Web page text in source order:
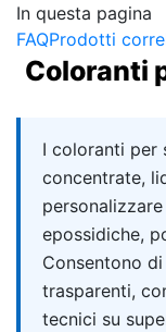
In questa pagina
FAQProdotti
Coloranti
Quick
I coloranti per
concentrate,
epossidiche,
Consentono
trasparenti,
tecnici su